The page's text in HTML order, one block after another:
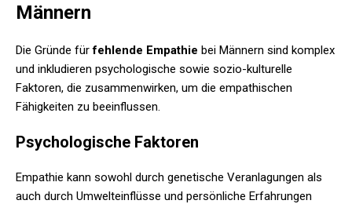
Männern
Die Gründe fürfehlende Empathie bei Männern sind komplex
und inkludieren psychologische sowie sozio-kulturelle
Faktoren, die zusammenwirken, um die empathischen
Fähigkeiten zu beeinflussen.
Psychologische Faktoren
Empathie kann sowohl durch genetische Veranlagungen als
auch durch Umwelteinflüsse und persönliche Erfahrungen